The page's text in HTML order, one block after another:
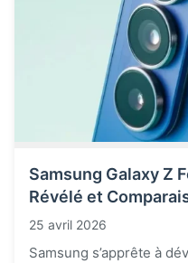
Samsung Galaxy Z
Révélé et
25 avril 2026
Samsung s’apprête à